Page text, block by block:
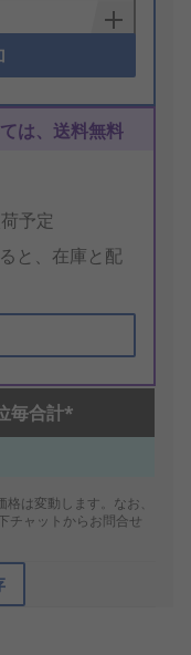
は、送料無料
予定
と、在庫と配
毎合計*
は変動します。なお、
チャットからお問合せ